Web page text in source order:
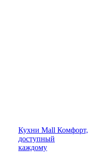
Кухни Mall Комфорт,
доступный
каждому